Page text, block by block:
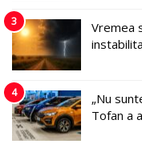
3
Vremea
4
„Nu
Tofan a